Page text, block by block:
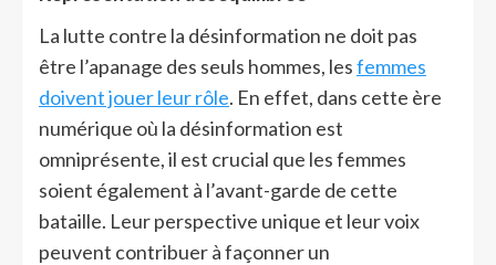
La lutte contre la désinformation ne doit pas
être l’apanage des seuls hommes, lesfemmes
doivent jouer leur rôle. En effet, dans cette ère
numérique où la désinformation est
omniprésente, il est crucial que les femmes
soient également à l’avant-garde de cette
bataille. Leur perspective unique et leur voix
peuvent contribuer à façonner un